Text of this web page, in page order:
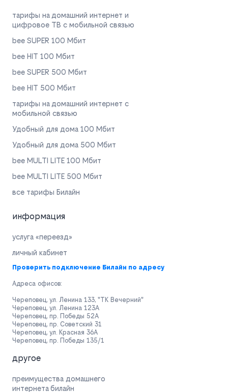
тарифы на домашний интернет и
цифровое ТВ с мобильной связью
bee SUPER 100 Мбит
bee HIT 100 Мбит
bee SUPER 500 Мбит
bee HIT 500 Мбит
тарифы на домашний интернет с
мобильной связью
Удобный для дома 100 Мбит
Удобный для дома 500 Мбит
bee MULTI LITE 100 Мбит
bee MULTI LITE 500 Мбит
все тарифы Билайн
информация
услуга «переезд»
личный кабинет
Проверить подключение Билайн по адресу
Адреса офисов:
Череповец, ул. Ленина 133, "ТК Вечерний"
Череповец, ул. Ленина 123А
Череповец, пр. Победы 52А
Череповец, пр. Советский 31
Череповец, ул. Красная 36А
Череповец, пр. Победы 135/1
другое
преимущества домашнего
интернета билайн